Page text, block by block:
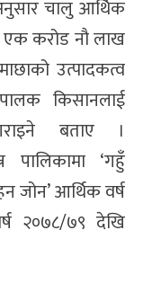
चालु आर्थिक
एक करोड नौ लाख
उत्पादकत्व
किसानलाई
बताए ।
पालिकामा ‘गहुँ
जोन’ आर्थिक वर्ष
२०७८/७९ देखि